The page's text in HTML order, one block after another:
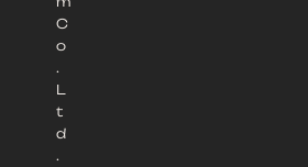
C
o
.
L
t
d
.